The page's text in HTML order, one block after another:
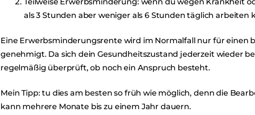
als 3 Stunden aber weniger als 6 Stunden täglich arbeiten
Eine Erwerbsminderungsrente wird im Normalfall nur für einen
genehmigt. Da sich dein Gesundheitszustand jederzeit wieder
regelmäßig überprüft, ob noch ein Anspruch besteht.
Mein Tipp: tu dies am besten so früh wie möglich, denn die
kann mehrere Monate bis zu einem Jahr dauern.